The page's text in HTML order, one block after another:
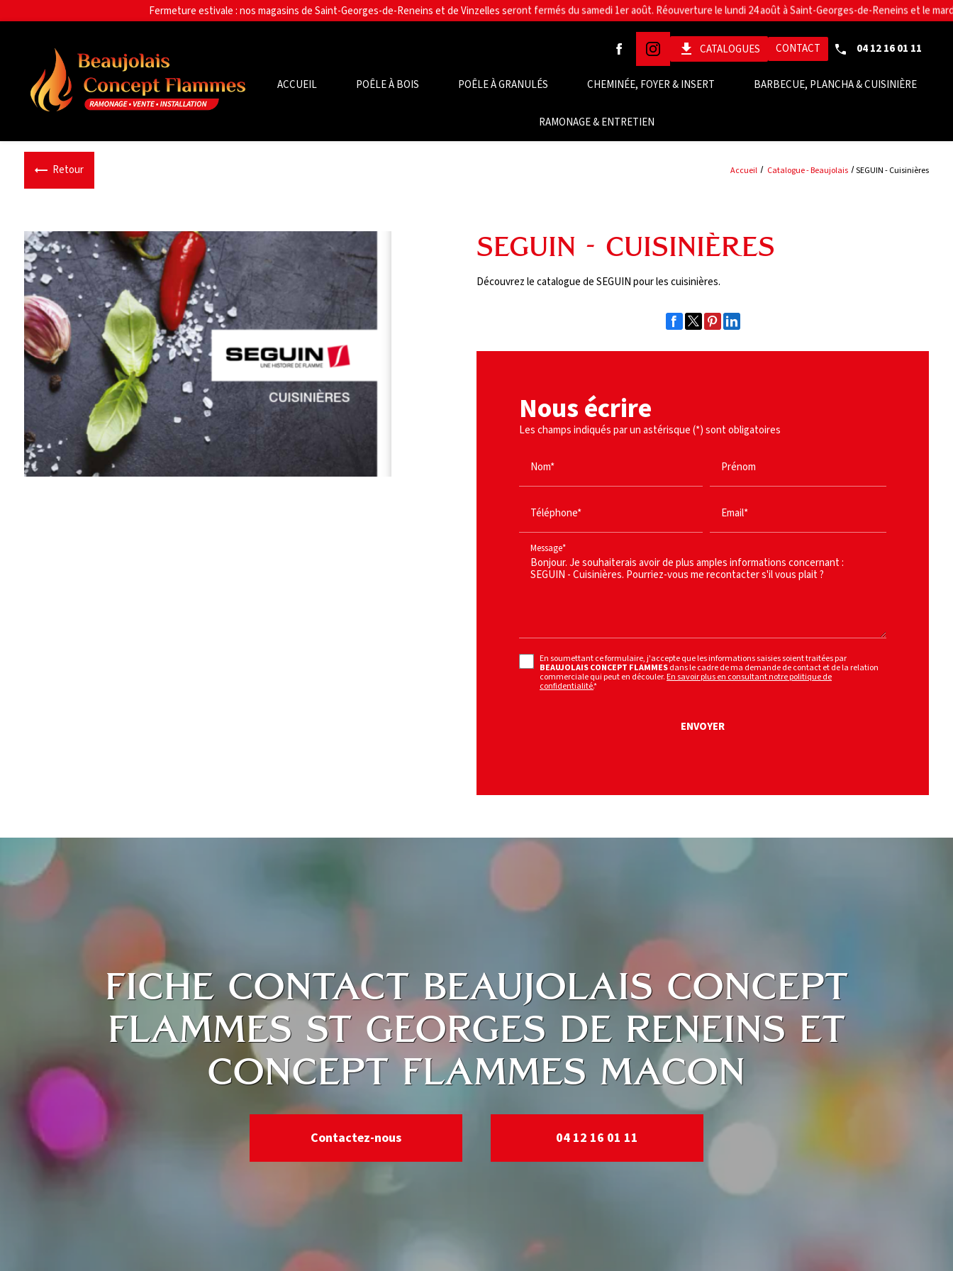
get_app CATALOGUES CONTACT 04 12 16 01 11
ACCUEIL POÊLE À BOIS POÊLE À GRANULÉS CHEMINÉE, FOYER & INSERT BARBECUE, PLANCHA & CUISINIÈRE
RAMONAGE & ENTRETIEN
Accueil Catalogue - Beaujolais SEGUIN - Cuisinières
Retour
SEGUIN - Cuisinières
Découvrez le catalogue de SEGUIN pour les cuisinières.
Nous écrire
Les champs indiqués par un astérisque (*) sont obligatoires
Nom* Prénom
Téléphone* Email*
Message*
En soumettant ce formulaire, j'accepte que les informations saisies soient traitées par
BEAUJOLAIS CONCEPT FLAMMESdans le cadre de ma demande de contact et de la relation
commerciale qui peut en découler.En savoir plus en consultant notre politique de
confidentialité.*
FICHE CONTACT BEAUJOLAIS CONCEPT
FLAMMES ST GEORGES DE RENEINS ET
CONCEPT FLAMMES MACON
Contactez-nous 04 12 16 01 11